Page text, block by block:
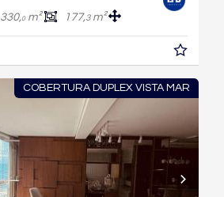
330,0m² 177,3m²
COBERTURA DUPLEX VISTA MAR